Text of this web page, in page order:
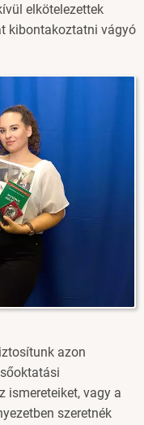
elkötelezettek
kibontakoztatni vágyó
azon
ismereteiket, vagy a
szeretnék